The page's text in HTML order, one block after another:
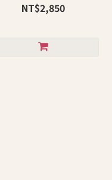
NT$2,850